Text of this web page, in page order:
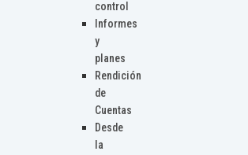
control
Informes
y
planes
Rendición
de
Cuentas
Desde
la